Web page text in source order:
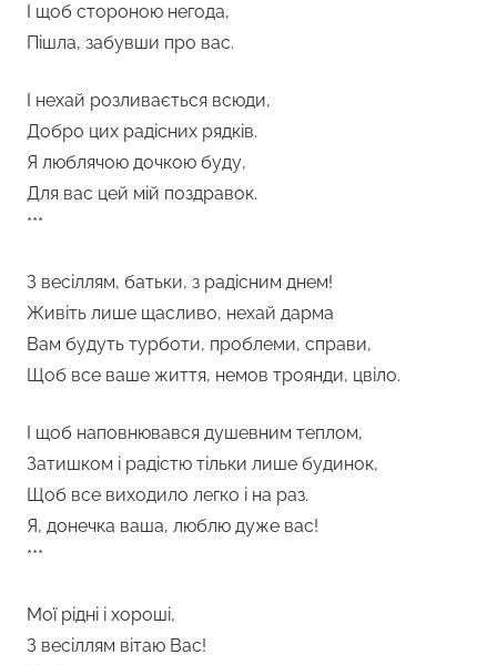
І щоб стороною негода,
Пішла, забувши про вас.
І нехай розливається всюди,
Добро цих радісних рядків.
Я люблячою дочкою буду,
Для вас цей мій поздравок.
***
З весіллям, батьки, з радісним днем!
Живіть лише щасливо, нехай дарма
Вам будуть турботи, проблеми, справи,
Щоб все ваше життя, немов троянди, цвіло.
І щоб наповнювався душевним теплом,
Затишком і радістю тільки лише будинок,
Щоб все виходило легко і на раз.
Я, донечка ваша, люблю дуже вас!
***
Мої рідні і хороші,
З весіллям вітаю Вас!